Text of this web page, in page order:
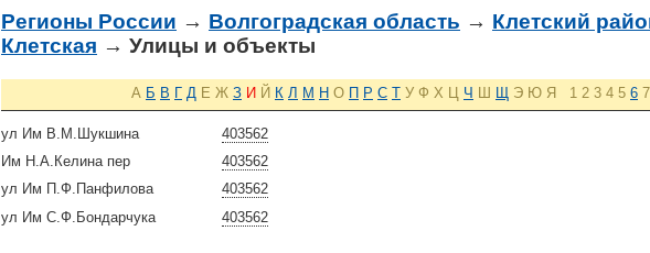
Регионы России → Волгоградская область → Клетский
Клетская → Улицы и объекты
А Б В Г Д Е Ж З И Й К Л М Н О П Р С Т У Ф Х Ц Ч Ш Щ Э Ю Я 1 2 3 4 5 6 7
403562
ул Им В.М.Шукшина
403562
Им Н.А.Келина пер
403562
ул Им П.Ф.Панфилова
403562
ул Им С.Ф.Бондарчука